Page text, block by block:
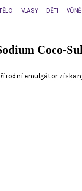
VLASY DĚTI VŮNĚ
Coco-
emulgátor